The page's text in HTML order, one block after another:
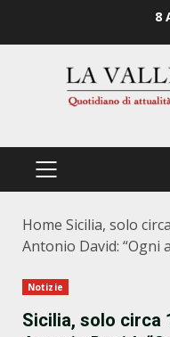
8
PRIMÄRES
Home Sicilia, solo
Antonio David: “Ogni
Notizie
Sicilia, solo circa